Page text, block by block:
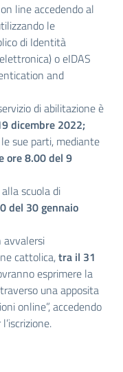
line accedendo al
le
di Identità
o eIDAS
and
di abilitazione è
dicembre 2022;
sue parti, mediante
ore 8.00 del 9
scuola di
del 30 gennaio
avvalersi
cattolica,tra il 31
esprimere la
una apposita
online”, accedendo